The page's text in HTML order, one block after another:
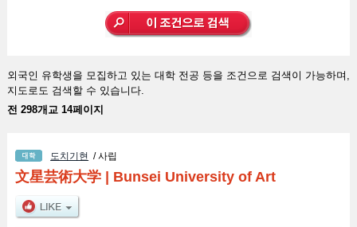
외국인 유학생을 모집하고 있는 대학 전공 등을 조건으로 검색이 가능하며,
지도로도 검색할 수 있습니다.
전 298개교 14페이지
도치기현 / 사립
文星芸術大学| Bunsei University of Art